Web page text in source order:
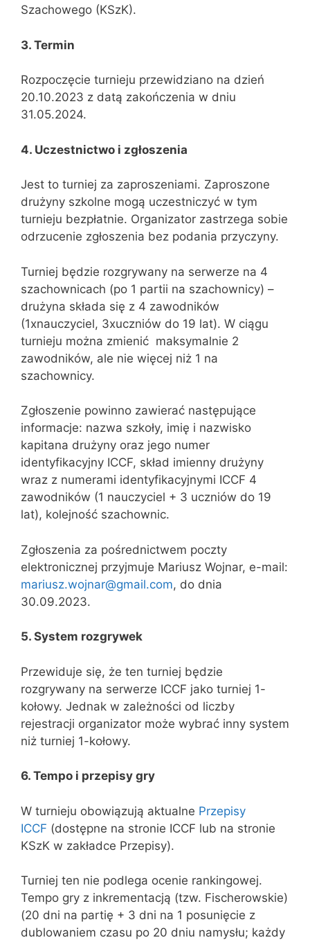
Szachowego (KSzK).
3. Termin
Rozpoczęcie turnieju przewidziano na dzień
20.10.2023 z datą zakończenia w dniu
31.05.2024.
4. Uczestnictwo i zgłoszenia
Jest to turniej za zaproszeniami. Zaproszone
drużyny szkolne mogą uczestniczyć w tym
turnieju bezpłatnie. Organizator zastrzega sobie
odrzucenie zgłoszenia bez podania przyczyny.
Turniej będzie rozgrywany na serwerze na 4
szachownicach (po 1 partii na szachownicy) –
drużyna składa się z 4 zawodników
(1xnauczyciel, 3xuczniów do 19 lat). W ciągu
turnieju można zmienić maksymalnie 2
zawodników, ale nie więcej niż 1 na
szachownicy.
Zgłoszenie powinno zawierać następujące
informacje: nazwa szkoły, imię i nazwisko
kapitana drużyny oraz jego numer
identyfikacyjny ICCF, skład imienny drużyny
wraz z numerami identyfikacyjnymi ICCF 4
zawodników (1 nauczyciel + 3 uczniów do 19
lat), kolejność szachownic.
Zgłoszenia za pośrednictwem poczty
elektronicznej przyjmuje Mariusz Wojnar, e-mail:
mariusz.wojnar@gmail.com, do dnia
30.09.2023.
5. System rozgrywek
Przewiduje się, że ten turniej będzie
rozgrywany na serwerze ICCF jako turniej 1-
kołowy. Jednak w zależności od liczby
rejestracji organizator może wybrać inny system
niż turniej 1-kołowy.
6. Tempo i przepisy gry
W turnieju obowiązują aktualne Przepisy
ICCF (dostępne na stronie ICCF lub na stronie
KSzK w zakładce Przepisy).
Turniej ten nie podlega ocenie rankingowej.
Tempo gry z inkrementacją (tzw. Fischerowskie)
(20 dni na partię + 3 dni na 1 posunięcie z
dublowaniem czasu po 20 dniu namysłu; każdy